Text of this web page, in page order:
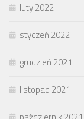
luty 2022
styczeń 2022
grudzień 2021
listopad 2021